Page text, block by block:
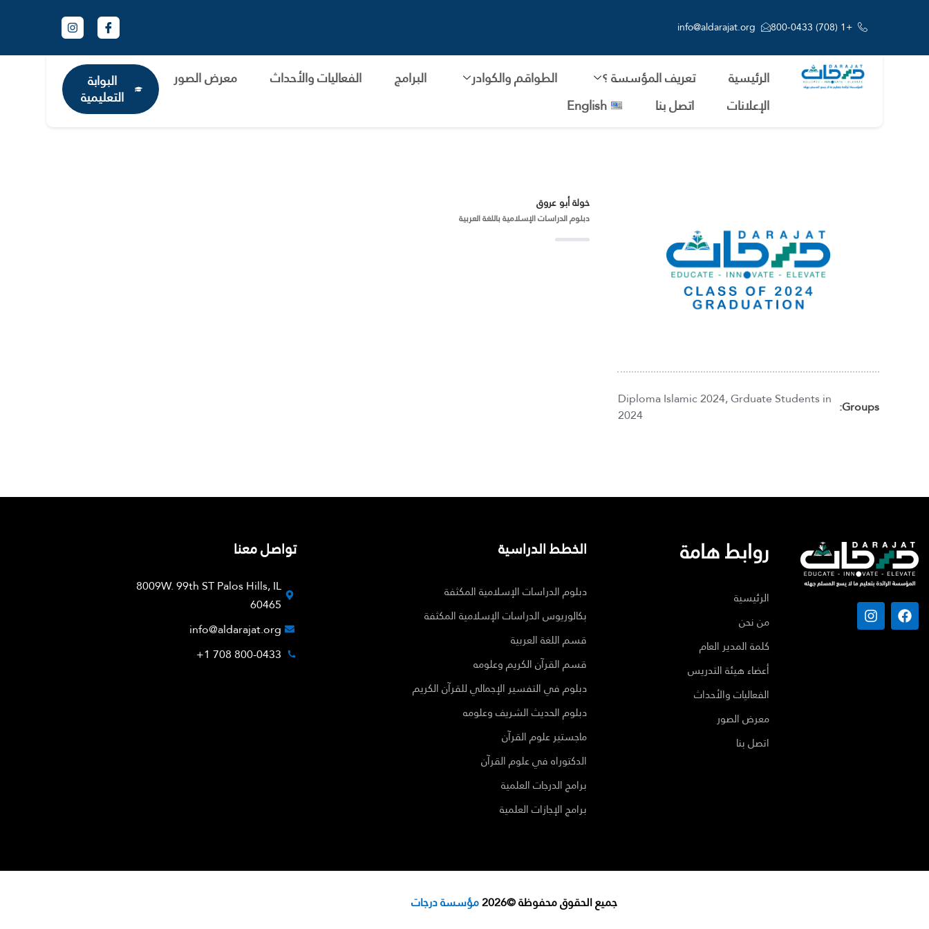
+1 (708) 800-0433
info@aldarajat.org
الرئيسية تعريف المؤسسة ؟ الطواقم والكوادر البرامج الفعاليات والأحداث
معرض الصور
الإعلانات
اتصل بنا English
البوابة
التعليمية
Groups:
Diploma Islamic 2024,Grduate Students in
2024
خولة أبو عروق
دبلوم الدراسات الإسلامية باللغة العربية
روابط هامة
الرئيسية
من نحن
كلمة المدير العام
أعضاء هيئة التدريس
الفعاليات والأحداث
معرض الصور
اتصل بنا
الخطط الدراسية
دبلوم الدراسات الإسلامية المكثفة
بكالوريوس الدراسات الإسلامية المكثفة
قسم اللغة العربية
قسم القرآن الكريم وعلومه
دبلوم في التفسير الإجمالي للقرآن الكريم
دبلوم الحديث الشريف وعلومه
ماجستير علوم القرآن
الدكتوراه في علوم القرآن
برامج الدرجات العلمية
برامج الإجازات العلمية
تواصل معنا
8009W. 99th ST Palos Hills, IL
60465
info@aldarajat.org
800-0433 708 1+
جميع الحقوق محفوظة ©2026 مؤسسة درجات